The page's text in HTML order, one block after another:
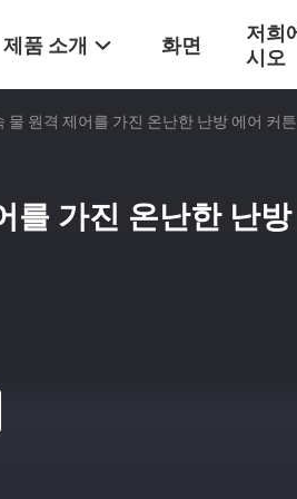
제품 소개 화면
저희
시오
물 원격 제어를 가진 온난한 난방 에어 커튼
를 가진 온난한 난방